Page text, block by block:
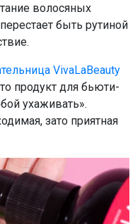
волосяных
быть рутиной
VivaLaBeauty
продукт для бьюти-
ухаживать».
зато приятная